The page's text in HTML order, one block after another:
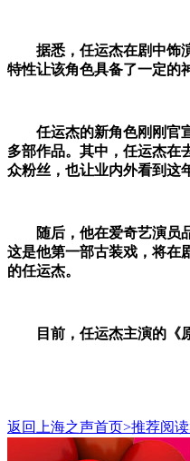
据悉，任运杰在剧中饰
特性让该角色具备了一定的
任运杰的新角色刚刚官
多部作品。其中，任运杰在
众粉丝，也让业内外看到这
随后，他在爱奇艺演员
这是他第一部古装戏 ，将
的任运杰。
目前，任运杰主演的《
返回上海之声首页>推荐阅